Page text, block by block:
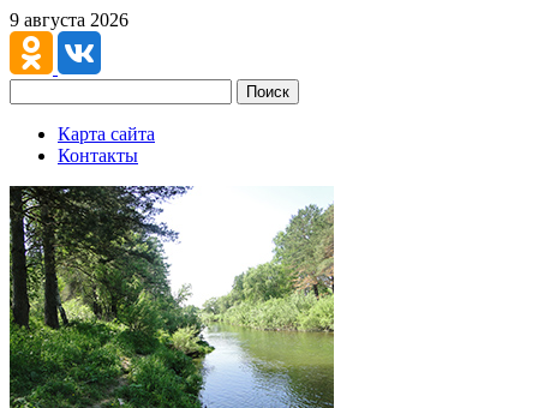
9 августа 2026
Поиск
Карта сайта
Контакты